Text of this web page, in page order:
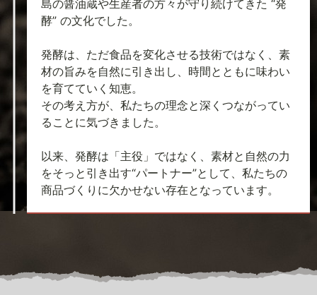
島の醤油蔵や生産者の方々が守り続けてきた “発
酵” の文化でした。
発酵は、ただ食品を変化させる技術ではなく、素
材の旨みを自然に引き出し、時間とともに味わい
を育てていく知恵。
その考え方が、私たちの理念と深くつながってい
ることに気づきました。
以来、発酵は「主役」ではなく、素材と自然の力
をそっと引き出す“パートナー”として、私たちの
商品づくりに欠かせない存在となっています。